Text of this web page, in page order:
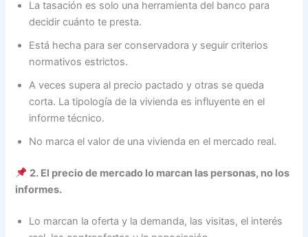
La tasación es solo una herramienta del banco para
decidir cuánto te presta.
Está hecha para ser conservadora y seguir criterios
normativos estrictos.
A veces supera al precio pactado y otras se queda
corta. La tipología de la vivienda es influyente en el
informe técnico.
No marca el valor de una vivienda en el mercado real.
2. El precio de mercado lo marcan las personas, no los
informes.
Lo marcan la oferta y la demanda, las visitas, el interés